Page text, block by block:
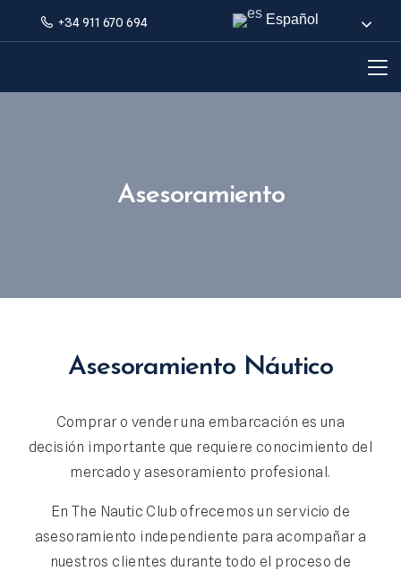
+34 911 670 694 Español
Asesoramiento
Asesoramiento Náutico
Comprar o vender una embarcación es una
decisión importante que requiere conocimiento del
mercado y asesoramiento profesional.
En The Nautic Club ofrecemos un servicio de
asesoramiento independiente para acompañar a
nuestros clientes durante todo el proceso de